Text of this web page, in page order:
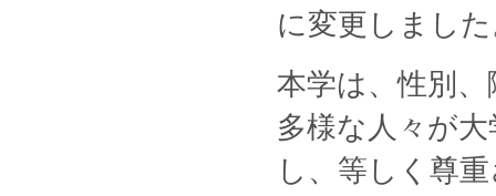
に変更しまし
本学は、性別
多様な人々が
し、等しく尊